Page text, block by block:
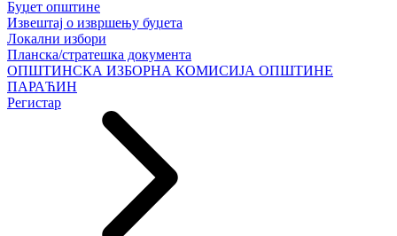
Буџет општине
Извештај о извршењу буџета
Локални избори
Планска/стратешка документа
ОПШТИНСКА ИЗБОРНА КОМИСИЈА ОПШТИНЕ
ПАРАЋИН
Регистар